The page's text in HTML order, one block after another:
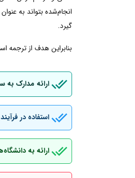
انجام‌شده بتواند به
گیرد.
بنابراین هدف از ترجمه
ارائه مدارک
استفاده در
ارائه به